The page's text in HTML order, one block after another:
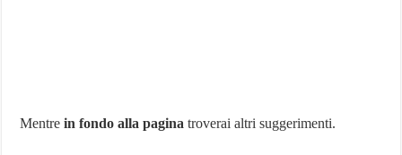
Mentre in fondo alla pagina troverai altri suggerimenti.